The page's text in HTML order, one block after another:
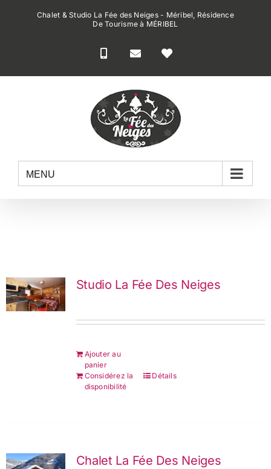
Chalet & Studio La Fée des Neiges - Méribel, Résidence
De Tourisme à MÉRIBEL
MENU
Studio La Fée Des Neiges
Ajouter au
panier
Considérez la
disponibilité
Détails
Chalet La Fée Des Neiges